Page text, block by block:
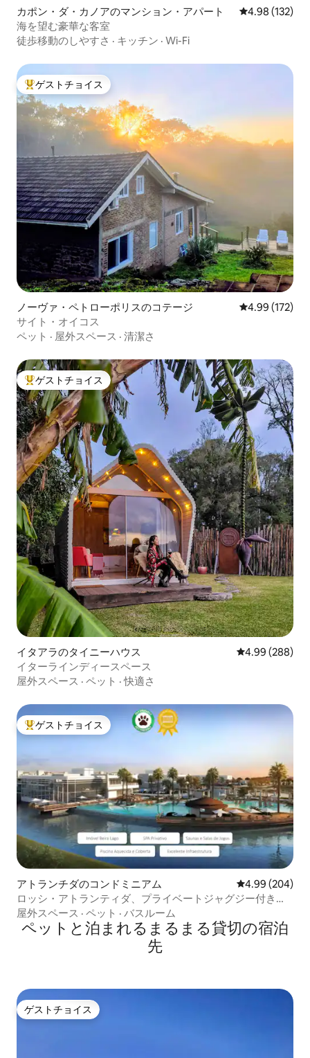
カポン・ダ・カノアのマンション・アパート レビュー132
4.98 (132)
海を望む豪華な客室
徒歩移動のしやすさ · キッチン · Wi-Fi
大好評のゲストチョイスです。
ゲストチョイス
ノーヴァ・ペトローポリスのコテージ レビュー172
4.99 (172)
サイト・オイコス
ペット · 屋外スペース · 清潔さ
大好評のゲストチョイスです。
ゲストチョイス
イタアラのタイニーハウス レビュー288
4.99 (288)
イターラインディースペース
屋外スペース · ペット ·快適さ
大好評のゲストチョイスです。
ゲストチョイス
アトランチダのコンドミニアム レビュー204
4.99 (204)
ロッシ・アトランティダ、プライベートジャグジー付き、
湖畔
屋外スペース · ペット · バスルーム
ペットと泊まれるまるまる貸切の宿泊
先
ゲストチョイス
ゲストチョイス